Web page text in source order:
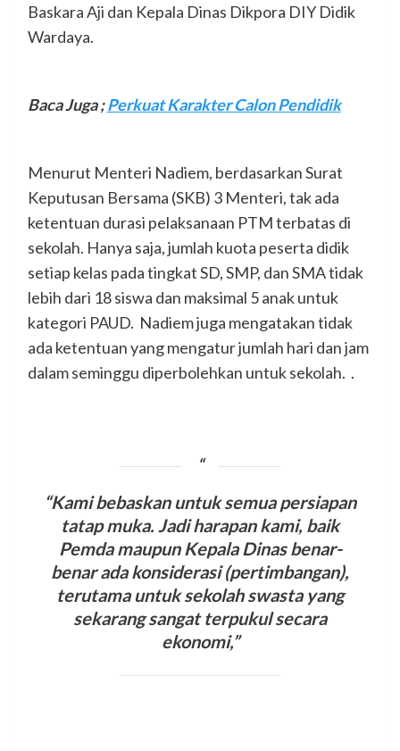
Baskara Aji dan Kepala Dinas Dikpora DIY Didik
Wardaya.
Baca Juga ;Perkuat Karakter Calon Pendidik
Menurut Menteri Nadiem, berdasarkan Surat
Keputusan Bersama (SKB) 3 Menteri, tak ada
ketentuan durasi pelaksanaan PTM terbatas di
sekolah. Hanya saja, jumlah kuota peserta didik
setiap kelas pada tingkat SD, SMP, dan SMA tidak
lebih dari 18 siswa dan maksimal 5 anak untuk
kategori PAUD. Nadiem juga mengatakan tidak
ada ketentuan yang mengatur jumlah hari dan jam
dalam seminggu diperbolehkan untuk sekolah. .
“Kami bebaskan untuk semua persiapan
tatap muka. Jadi harapan kami, baik
Pemda maupun Kepala Dinas benar-
benar ada konsiderasi (pertimbangan),
terutama untuk sekolah swasta yang
sekarang sangat terpukul secara
ekonomi,”